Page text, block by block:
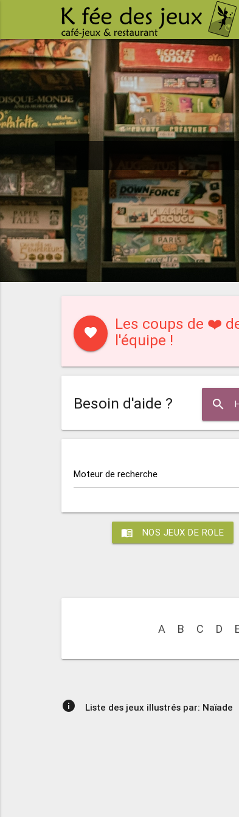
favorite
Les coups de ❤️
l'équipe !
search
Besoin d'aide ?
Moteur de recherche
menu_book NOS JEUX DE ROLE
A B C D
info Liste des jeux illustrés par: Naïade